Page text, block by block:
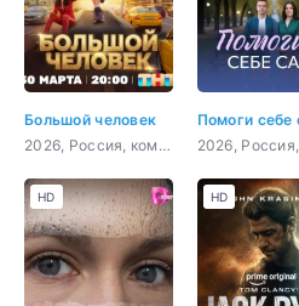
Большой человек
2026, Россия, комедия
Помоги себе
HD HD